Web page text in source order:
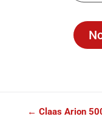
← Claas Arion